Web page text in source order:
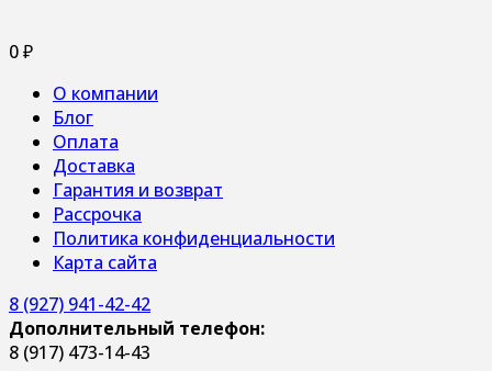
0₽
О компании
Блог
Оплата
Доставка
Гарантия и возврат
Рассрочка
Политика конфиденциальности
Карта сайта
8 (927) 941-42-42
Дополнительный телефон:
8 (917) 473-14-43